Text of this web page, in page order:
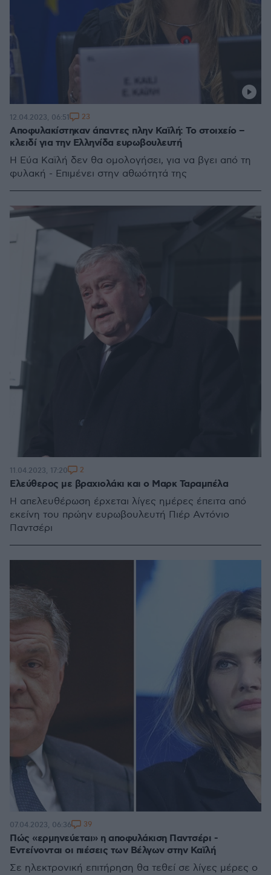
Αποφυλακίστηκαν άπαντες πλην Καϊλή: Το στοιχείο –
κλειδί για την Eλληνίδα ευρωβουλευτή
Η Εύα Καϊλή δεν θα ομολογήσει, για να βγει από τη
φυλακή - Επιμένει στην αθωότητά της
12.04.2023, 06:51 23
Ελεύθερος με βραχιολάκι και ο Μαρκ Ταραμπέλα
Η απελευθέρωση έρχεται λίγες ημέρες έπειτα από
εκείνη του πρώην ευρωβουλευτή Πιέρ Αντόνιο
Παντσέρι
11.04.2023, 17:20 2
Πώς «ερμηνεύεται» η αποφυλάκιση Παντσέρι -
Εντείνονται οι πιέσεις των Βέλγων στην Καϊλή
Σε ηλεκτρονική επιτήρηση θα τεθεί σε λίγες μέρες ο
07.04.2023, 06:36 39